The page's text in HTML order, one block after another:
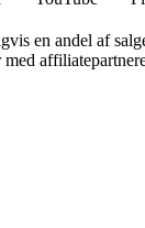
en andel af